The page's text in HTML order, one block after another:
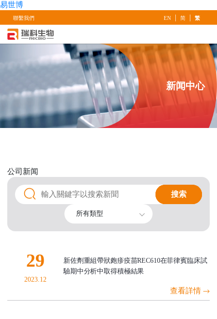
易世博
聯繫我們 EN | 简 | 繁
新闻中心
公司 新闻
搜索
搜索
所有類型
29
2023.12
新佐劑重組帶狀皰疹疫苗REC610在菲律賓臨床試
驗期中分析中取得積極結果
查看詳情